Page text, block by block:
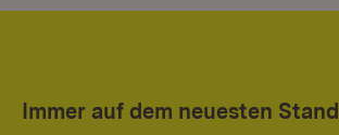
Immer auf dem neuesten Stand